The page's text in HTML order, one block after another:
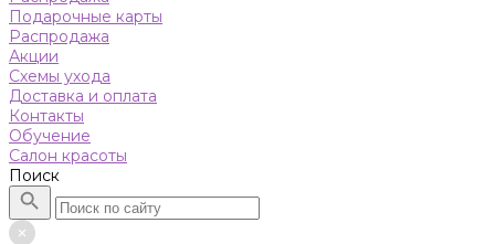
Подарочные карты
Распродажа
Акции
Схемы ухода
Доставка и оплата
Контакты
Обучение
Салон красоты
Поиск